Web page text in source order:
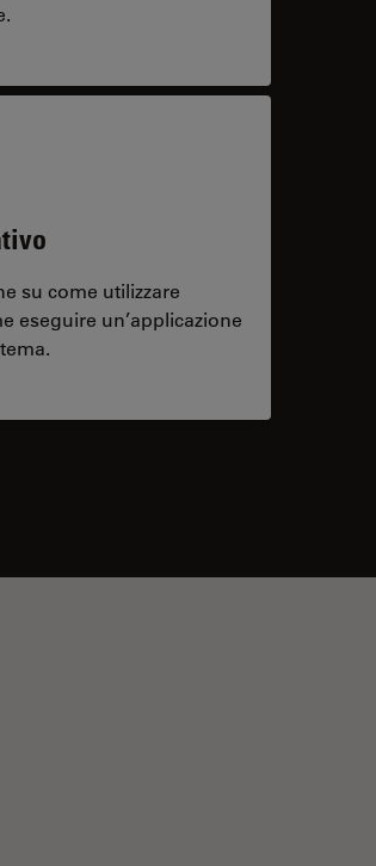
su come utilizzare
eseguire un’applicazione